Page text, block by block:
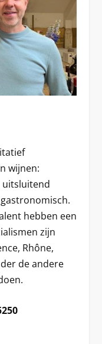
wijnen:
uitsluitend
hebben een
zijn
Rhône,
de andere